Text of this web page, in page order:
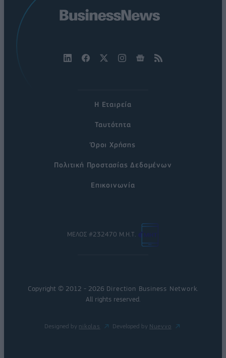
Η Εταιρεία
Ταυτότητα
Όροι Χρήσης
Πολιτική Προστασίας Δεδομένων
Επικοινωνία
ΜΕΛΟΣ #232470 Μ.Η.Τ.
Copyright © 2012 - 2026 Direction Business Network
All rights reserved.
Designed by nikolas Developed by Nuevvo